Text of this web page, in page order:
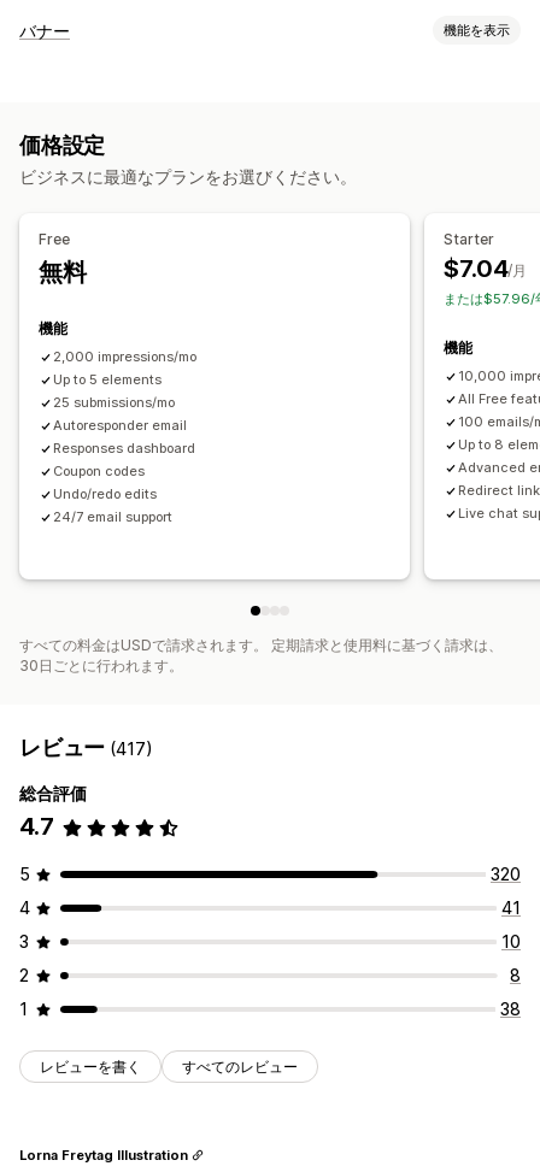
ポップアップ種類
年齢認証 同意ポップアップ
カスタムポップアップ
ポップアップ管理
編集ツール
カスタムフォント
トリガーとルール
オートメーション
バナー 機能を表示
複数のお知らせ
色とフォント
パフォーマンス追跡
価格設定
ビジネスに最適なプランをお選びください。
Free
無料
機能
2,000 impressions/mo
Up to 5 elements
25 submissions/mo
Autoresponder email
Responses dashboard
Coupon codes
Undo/redo edits
24/7 email support
Starter
$7.04/月
または$57.96/
機能
10,000
All Free
100 emails/
Up to 8
Advanced
Redirect
Live chat
すべての料金はUSDで請求されます。 定期請求と使用料に基づく請求は、
30日ごとに行われます。
レビュー (417)
総合評価
4.7
5
320
4
41
3
10
2
8
1
38
レビューを書く すべてのレビュー
Lorna Freytag Illustration